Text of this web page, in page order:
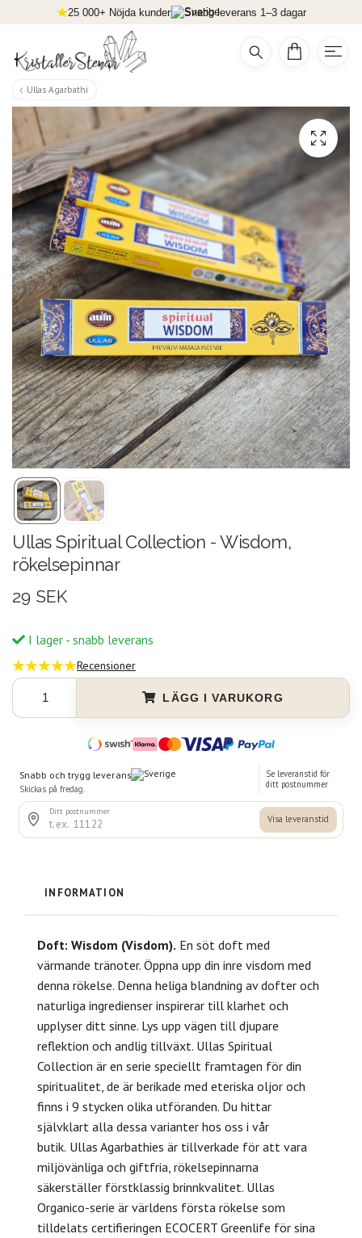
25 000+ Nöjda kunder Snabb leverans 1–3 dagar
Ullas Agarbathi
Ullas Spiritual Collection - Wisdom,
rökelsepinnar
29 SEK
I lager - snabb leverans
Recensioner
LÄGG I VARUKORG
INFORMATION
Doft: Wisdom (Visdom). En söt doft med
värmande tränoter. Öppna upp din inre visdom med
denna rökelse. Denna heliga blandning av dofter och
naturliga ingredienser inspirerar till klarhet och
upplyser ditt sinne. Lys upp vägen till djupare
reflektion och andlig tillväxt. Ullas Spiritual
Collection är en serie speciellt framtagen för din
spiritualitet, de är berikade med eteriska oljor och
finns i 9 stycken olika utföranden. Du hittar
självklart alla dessa varianter hos oss i vår
butik. Ullas Agarbathies är tillverkade för att vara
miljövänliga och giftfria, rökelsepinnarna
säkerställer förstklassig brinnkvalitet. Ullas
Organico-serie är världens första rökelse som
tilldelats certifieringen ECOCERT Greenlife för sina